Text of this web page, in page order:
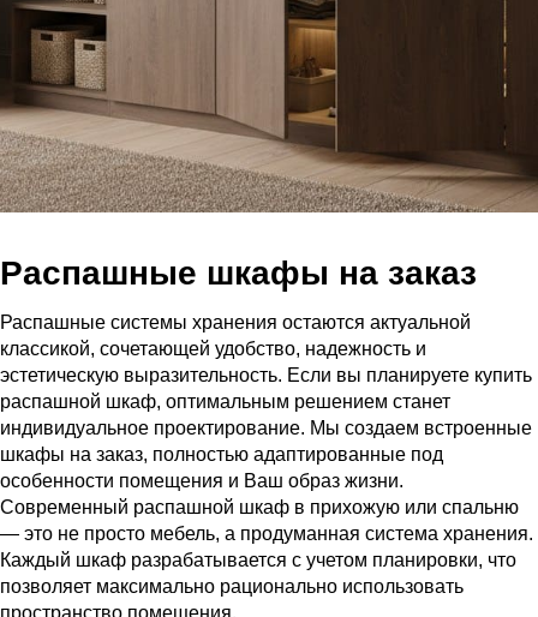
Распашные шкафы на заказ
Распашные системы хранения остаются актуальной
классикой, сочетающей удобство, надежность и
эстетическую выразительность. Если вы планируете купить
распашной шкаф, оптимальным решением станет
индивидуальное проектирование. Мы создаем встроенные
шкафы на заказ, полностью адаптированные под
особенности помещения и Ваш образ жизни.
Современный распашной шкаф в прихожую или спальню
— это не просто мебель, а продуманная система хранения.
Каждый шкаф разрабатывается с учетом планировки, что
позволяет максимально рационально использовать
пространство помещения.